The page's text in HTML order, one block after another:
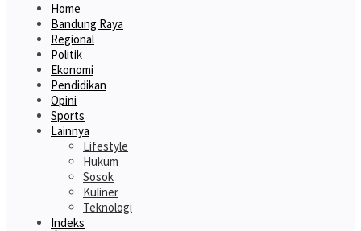
Home
Bandung Raya
Regional
Politik
Ekonomi
Pendidikan
Opini
Sports
Lainnya
Lifestyle
Hukum
Sosok
Kuliner
Teknologi
Indeks